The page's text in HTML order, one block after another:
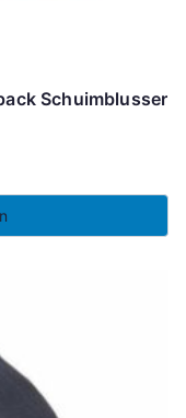
Schuimblusser